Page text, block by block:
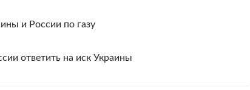
и России по газу
ответить на иск Украины